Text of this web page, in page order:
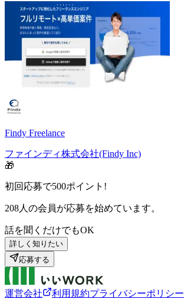
Findy Freelance
ファインディ株式会社(Findy Inc)
🎁
初回応募で500ポイント!
208人の会員が応募を始めています。
話を聞くだけでもOK
詳しく知りたい
応募する
運営会社 利用規約プライバシーポリシー